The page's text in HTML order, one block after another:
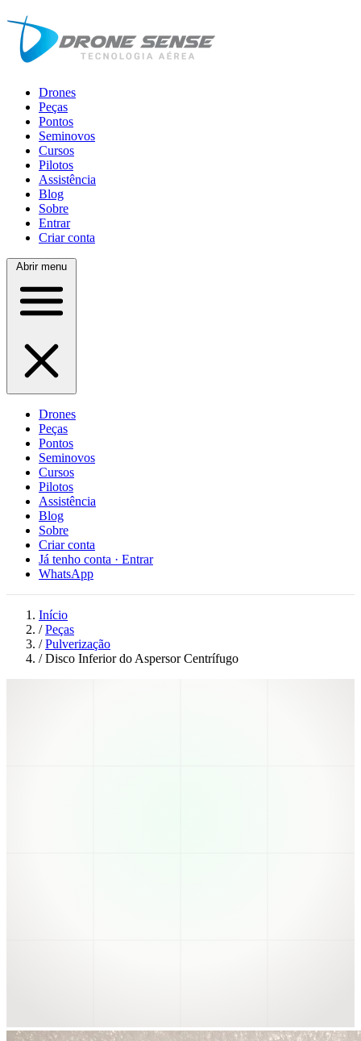
Drones
Peças
Pontos
Seminovos
Cursos
Pilotos
Assistência
Blog
Sobre
Entrar
Criar conta
Abrir menu
Drones
Peças
Pontos
Seminovos
Cursos
Pilotos
Assistência
Blog
Sobre
Criar conta
Já tenho conta · Entrar
WhatsApp
Início
/ Peças
/ Pulverização
/ Disco Inferior do Aspersor Centrífugo